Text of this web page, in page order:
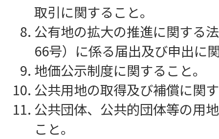
取引に関すること。
公有地の拡大の推進に関する
66号）に係る届出及び申出に
地価公示制度に関すること。
公共用地の取得及び補償に関
公共団体、公共的団体等の用
こと。